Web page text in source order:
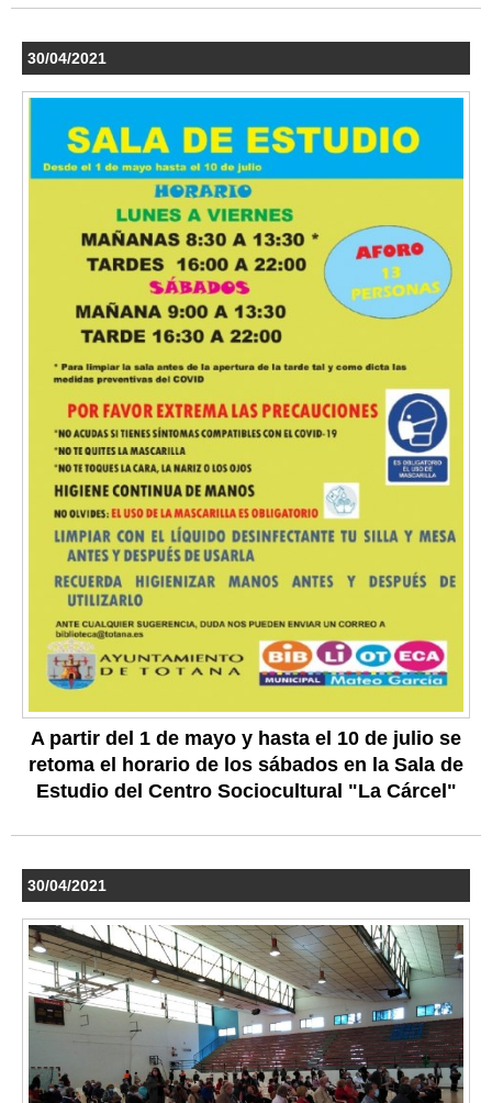
30/04/2021
A partir del 1 de mayo y hasta el 10 de julio se
retoma el horario de los sábados en la Sala de
Estudio del Centro Sociocultural "La Cárcel"
30/04/2021